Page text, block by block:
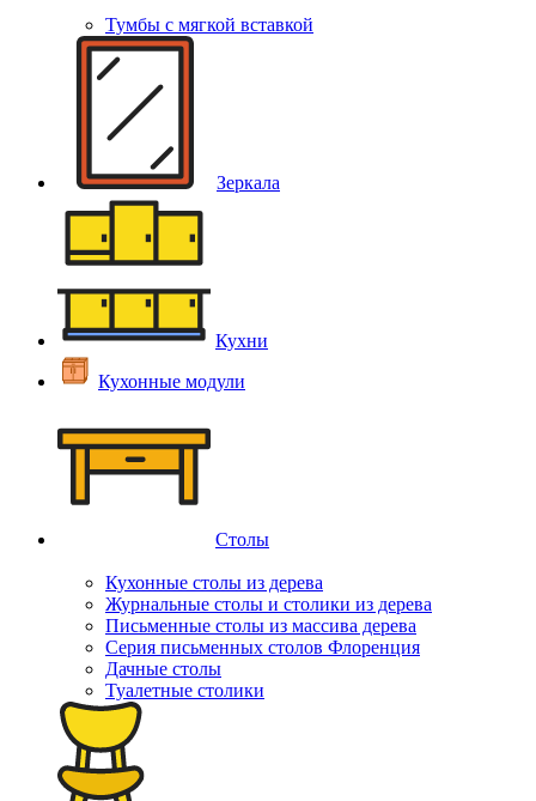
Тумбы с мягкой вставкой
Зеркала
Кухни
Кухонные модули
Столы
Кухонные столы из дерева
Журнальные столы и столики из дерева
Письменные столы из массива дерева
Серия письменных столов Флоренция
Дачные столы
Туалетные столики